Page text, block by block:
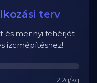
terv
és mennyi fehérjét
izomépítéshez!
2.2g/kg